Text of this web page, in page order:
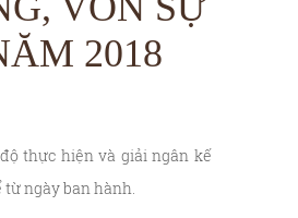
2018
thực hiện và giải ngân kế
từ ngày ban hành.